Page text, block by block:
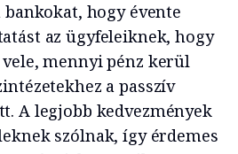
hogy évente
az ügyfeleiknek, hogy
mennyi pénz kerül
a passzív
A legjobb kedvezmények
szólnak, így érdemes